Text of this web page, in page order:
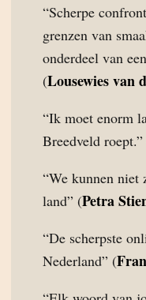
“Scherpe
grenzen van
onderdeel van
(Lousewies van
“Ik moet enorm
Breedveld
“We kunnen
land” (Petra
“De scherpste
Nederland” (